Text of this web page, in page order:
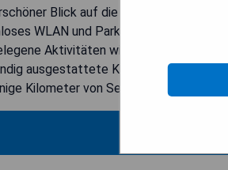
Blick auf die Berge
WLAN und Parkplatz
Aktivitäten wie Wandern und
ausgestattete Küchenzeilen in
Kilometer von Sehenswürdigkeiten